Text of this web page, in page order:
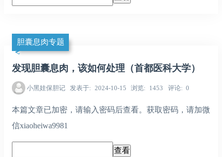
胆囊息肉专题
发现胆囊息肉，该如何处理（首都医科大学）
小黑娃保胆记 发表于 2024-10-15 浏览 1453 评论 0
本篇文章已加密，请输入密码后查看。获取密码，请加微
信xiaoheiwa9981